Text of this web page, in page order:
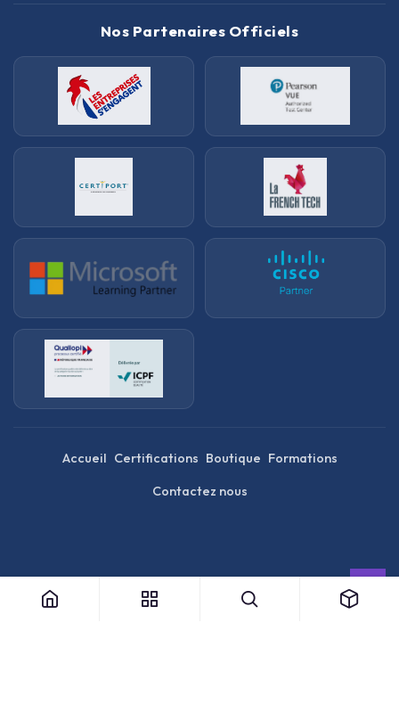
Nos Partenaires Officiels
Accueil Certifications Boutique Formations
Contactez nous